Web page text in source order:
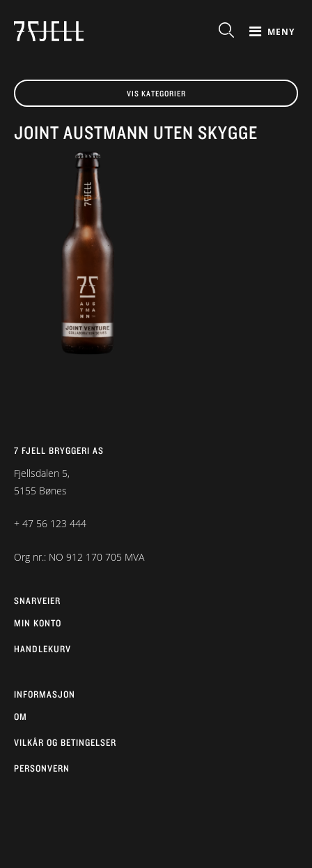
MENY
VIS KATEGORIER
JOINT AUSTMANN UTEN SKYGGE
7 FJELL BRYGGERI AS
Fjellsdalen 5,
5155 Bønes
+ 47 56 123 444
Org nr.: NO 912 170 705 MVA
SNARVEIER
MIN KONTO
HANDLEKURV
INFORMASJON
OM
VILKÅR OG BETINGELSER
PERSONVERN